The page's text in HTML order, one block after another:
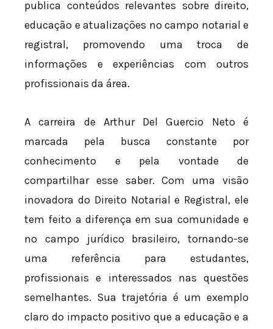
publica conteúdos relevantes sobre direito,
educação e atualizações no campo notarial e
registral, promovendo uma troca de
informações e experiências com outros
profissionais da área.
A carreira de Arthur Del Guercio Neto é
marcada pela busca constante por
conhecimento e pela vontade de
compartilhar esse saber. Com uma visão
inovadora do Direito Notarial e Registral, ele
tem feito a diferença em sua comunidade e
no campo jurídico brasileiro, tornando-se
uma referência para estudantes,
profissionais e interessados nas questões
semelhantes. Sua trajetória é um exemplo
claro do impacto positivo que a educação e a